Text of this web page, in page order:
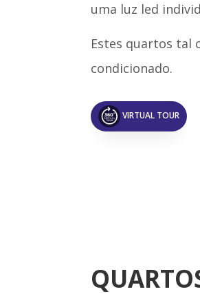
uma luz led
Estes quartos tal
condicionado.
VIRTUAL TOUR